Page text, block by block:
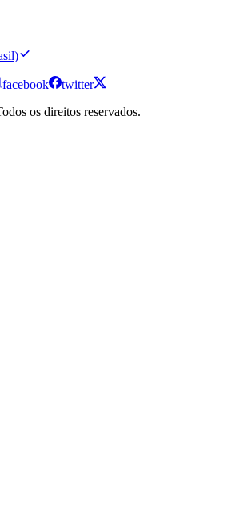
facebook
twitter
os direitos reservados.